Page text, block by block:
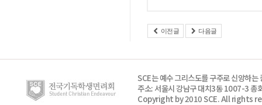
이전글 다음글
SCE는 예수 그리스도를 구주로 신앙하
주소: 서울시 강남구 대치3동 1007-3
Copyright by 2010 SCE. All rights